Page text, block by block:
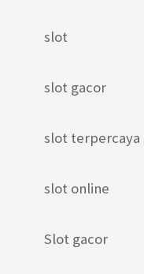
slot
slot gacor
slot terpercaya
slot online
Slot gacor